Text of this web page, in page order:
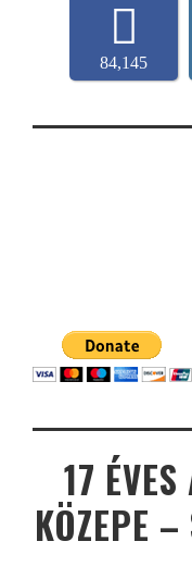
84,145
17
KÖZEPE